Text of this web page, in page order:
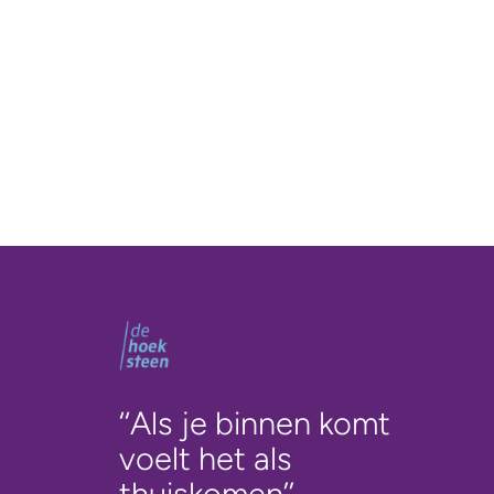
‘‘Als je binnen komt
voelt het als